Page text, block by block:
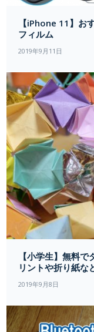
【iPhone 11】お
フィルム
2019年9月11日
【小学生】無料
リントや折り紙な
2019年9月8日